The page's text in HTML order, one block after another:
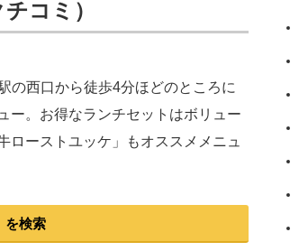
コミ）
の西口から徒歩4分ほどのところに
ー。お得なランチセットはボリュー
ローストユッケ」もオススメメニュ
を検索